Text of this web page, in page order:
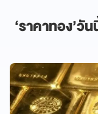
‘ราคาทอง’วั